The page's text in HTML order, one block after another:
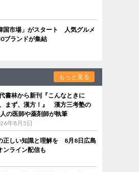
国市場」がスタート 人気グルメ
ブランドが集結
もっと見る
書林から新刊『こんなときに
まず、漢方！』 漢方三考塾の
の医師や薬剤師が執筆
年8月5日
正しい知識と理解を 8月8日広島
ンライン配信も